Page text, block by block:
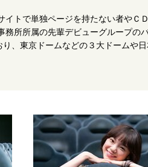
独立という決断 大人の学び
イトで単独ページを持たない者やＣ
所所属の先輩デビューグループの
、東京ドームなどの３大ドームや日